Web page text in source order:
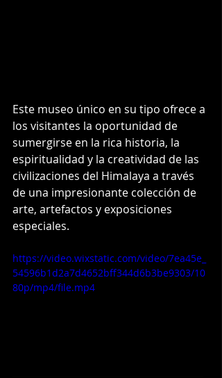
Este museo único en su tipo ofrece a
los visitantes la oportunidad de
sumergirse en la rica historia, la
espiritualidad y la creatividad de las
civilizaciones del Himalaya a través
de una impresionante colección de
arte, artefactos y exposiciones
especiales.
https://video.wixstatic.com/video/7ea45e_
54596b1d2a7d4652bff344d6b3be9303/10
80p/mp4/file.mp4